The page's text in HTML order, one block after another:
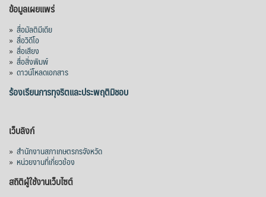
ข้อมูลเผยแพร่
» สื่อมัลติมีเดีย
» สื่อวิดีโอ
» สื่อเสียง
» สื่อสิ่งพิมพ์
» ดาวน์โหลดเอกสาร
ร้องเรียนการทุจริตและประพฤติมิชอบ
เว็บลิงก์
» สำนักงานสภาเกษตรกรจังหวัด
» หน่วยงานที่เกี่ยวข้อง
สถิติผู้ใช้งานเว็บไซต์